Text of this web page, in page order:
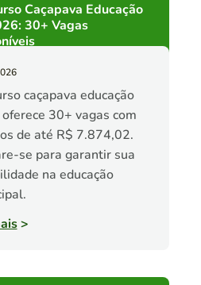
Caçapava Educação
30+ Vagas
caçapava educação
30+ vagas com
de até R$ 7.874,02.
se para garantir sua
na educação
>